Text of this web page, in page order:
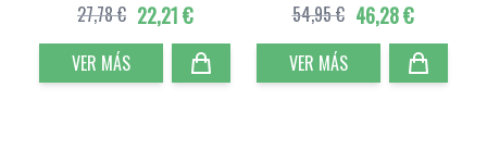
22,21 €
27,78 €
VER MÁS
46,28 €
54,95 €
VER MÁS